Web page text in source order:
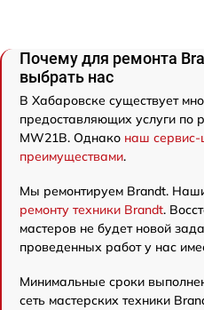
Почему для ремонта
выбрать нас
В Хабаровске существует
предоставляющих услуги по
MW21B. Однако наш сервис-
преимуществами.
Мы ремонтируем Brandt.
ремонту техники Brandt.
мастеров не будет новой
проведенных работ у нас
Минимальные сроки
сеть мастерских техники